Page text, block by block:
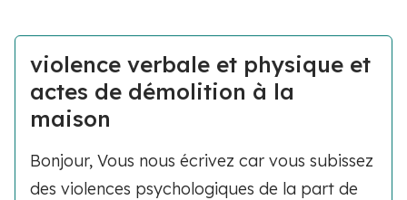
violence verbale et physique et
actes de démolition à la
maison
Bonjour, Vous nous écrivez car vous subissez
des violences psychologiques de la part de